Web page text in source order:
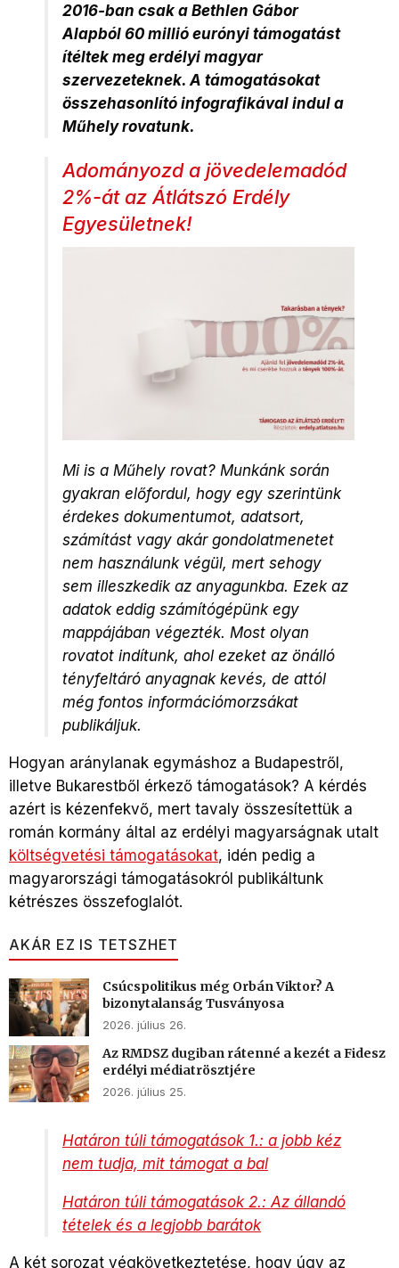
2016-ban csak a Bethlen Gábor
Alapból 60 millió eurónyi támogatást
ítéltek meg erdélyi magyar
szervezeteknek. A támogatásokat
összehasonlító infografikával indul a
Műhelyrovatunk.
Adományozd a jövedelemadód
2%-át az Átlátszó Erdély
Egyesületnek!
Mi is a Műhely rovat? Munkánk során
gyakran előfordul, hogy egy szerintünk
érdekes dokumentumot, adatsort,
számítást vagy akár gondolatmenetet
nem használunk végül, mert sehogy
sem illeszkedik az anyagunkba. Ezek az
adatok eddig számítógépünk egy
mappájában végezték. Most olyan
rovatot indítunk, ahol ezeket az önálló
tényfeltáró anyagnak kevés, de attól
még fontos információmorzsákat
publikáljuk.
Hogyan aránylanak egymáshoz a Budapestről,
illetve Bukarestből érkező támogatások? A kérdés
azért is kézenfekvő, mert tavaly összesítettük a
román kormány által az erdélyi magyarságnak utalt
költségvetési támogatásokat, idén pedig a
magyarországi támogatásokról publikáltunk
kétrészes összefoglalót.
AKÁR EZ IS TETSZHET
Csúcspolitikus még Orbán Viktor? A
bizonytalanság Tusványosa
2026. július 26.
Az RMDSZ dugiban rátenné a kezét a Fidesz
erdélyi médiatrösztjére
2026. július 25.
Határon túli támogatások 1.: a jobb kéz
nem tudja, mit támogat a bal
Határon túli támogatások 2.: Az állandó
tételek és a legjobb barátok
A két sorozat végkövetkeztetése, hogy úgy az